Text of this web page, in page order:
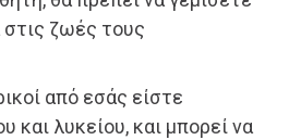
ζωές τους
από εσάς είστε
και λυκείου, και μπορεί να